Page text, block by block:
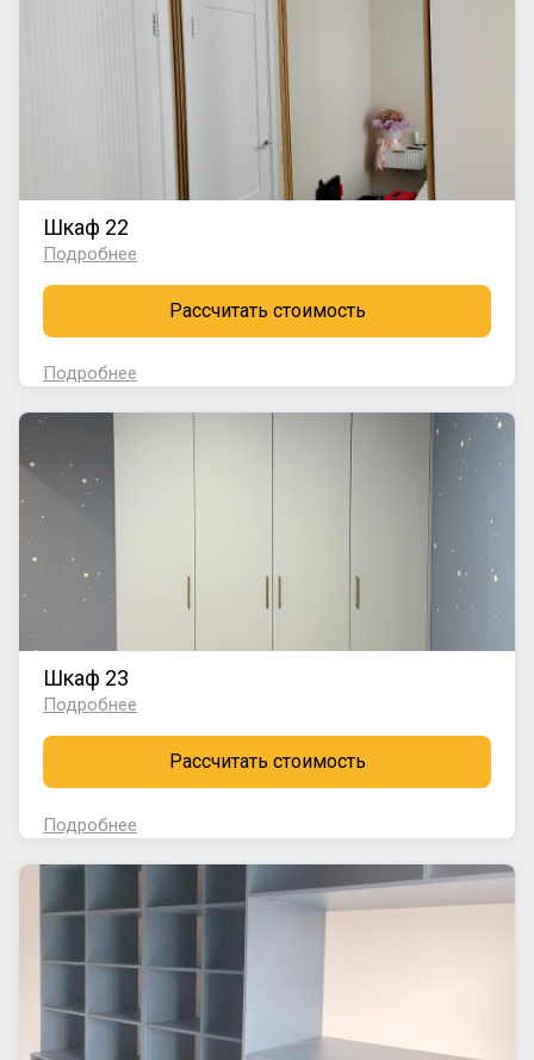
Шкаф 22
Подробнее
Рассчитать стоимость
Подробнее
Шкаф 23
Подробнее
Рассчитать стоимость
Подробнее